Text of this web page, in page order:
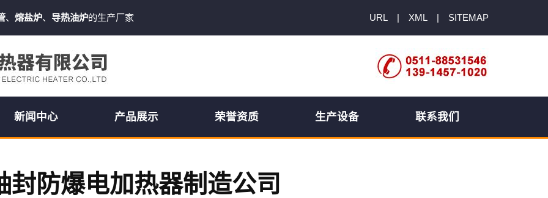
、 熔盐炉、 导热油炉的生产厂家 URL | XML | SITEMAP
新闻中心 产品展示 荣誉资质 生产设备 联系我们
封防爆电加热器制造公司